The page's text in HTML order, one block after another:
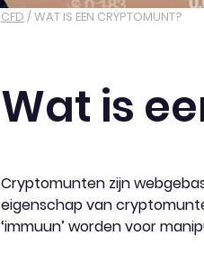
CFD /WAT IS EEN CRYPTOMUNT?
Wat is
Cryptomunten zijn
eigenschap van
‘immuun’ worden voor